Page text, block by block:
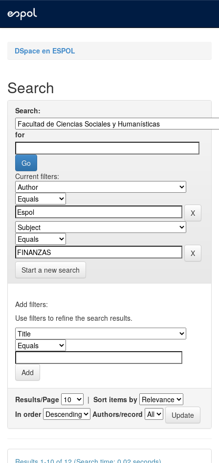
navigationDSpace en ESPOL
Search
Search:
for
Current filters:
Start a new search
Add filters:
Use filters to refine the search results.
Results/Page | Sort items by
In order
Authors/record